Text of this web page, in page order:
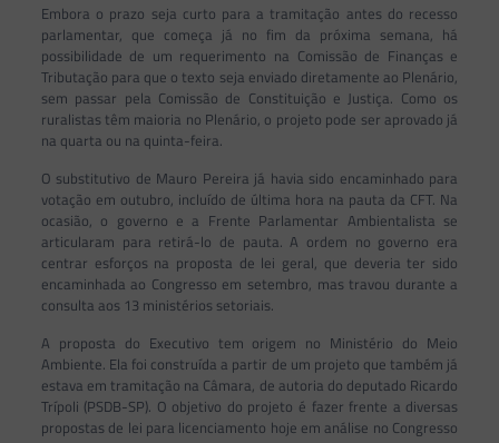
Embora o prazo seja curto para a tramitação antes do recesso
parlamentar, que começa já no fim da próxima semana, há
possibilidade de um requerimento na Comissão de Finanças e
Tributação para que o texto seja enviado diretamente ao Plenário,
sem passar pela Comissão de Constituição e Justiça. Como os
ruralistas têm maioria no Plenário, o projeto pode ser aprovado já
na quarta ou na quinta-feira.
O substitutivo de Mauro Pereira já havia sido encaminhado para
votação em outubro, incluído de última hora na pauta da CFT. Na
ocasião, o governo e a Frente Parlamentar Ambientalista se
articularam para retirá-lo de pauta. A ordem no governo era
centrar esforços na proposta de lei geral, que deveria ter sido
encaminhada ao Congresso em setembro, mas travou durante a
consulta aos 13 ministérios setoriais.
A proposta do Executivo tem origem no Ministério do Meio
Ambiente. Ela foi construída a partir de um projeto que também já
estava em tramitação na Câmara, de autoria do deputado Ricardo
Trípoli (PSDB-SP). O objetivo do projeto é fazer frente a diversas
propostas de lei para licenciamento hoje em análise no Congresso